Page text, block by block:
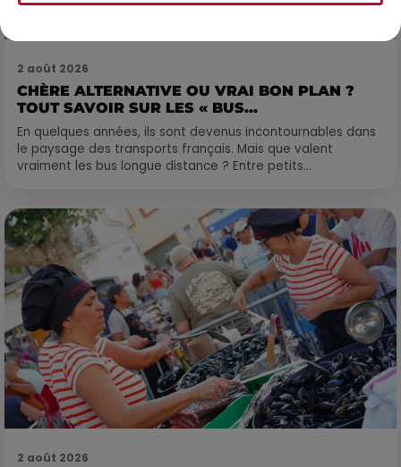
2 août 2026
CHÈRE ALTERNATIVE OU VRAI BON PLAN ?
TOUT SAVOIR SUR LES « BUS...
En quelques années, ils sont devenus incontournables dans
le paysage des transports français. Mais que valent
vraiment les bus longue distance ? Entre petits...
2 août 2026